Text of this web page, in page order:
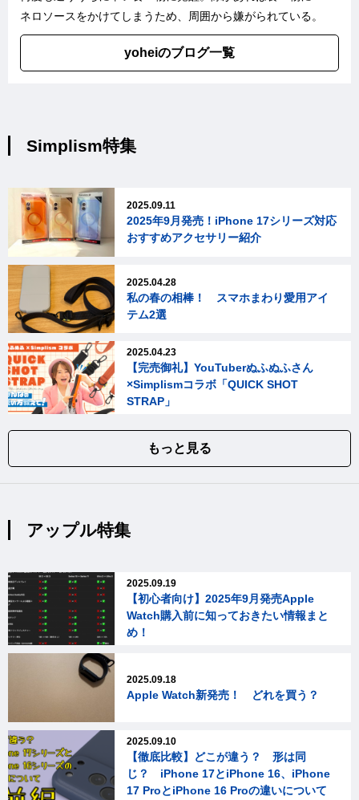
ネロソースをかけてしまうため、周囲から嫌がられている。
yoheiのブログ一覧
Simplism特集
2025.09.11
2025年9月発売！iPhone 17シリーズ対応
おすすめアクセサリー紹介
2025.04.28
私の春の相棒！ スマホまわり愛用アイ
テム2選
2025.04.23
【完売御礼】YouTuberぬふぬふさん
×Simplismコラボ「QUICK SHOT
STRAP」
もっと見る
アップル特集
2025.09.19
【初心者向け】2025年9月発売Apple
Watch購入前に知っておきたい情報まと
め！
2025.09.18
Apple Watch新発売！ どれを買う？
2025.09.10
【徹底比較】どこが違う？ 形は同
じ？ iPhone 17とiPhone 16、iPhone
17 ProとiPhone 16 Proの違いについて